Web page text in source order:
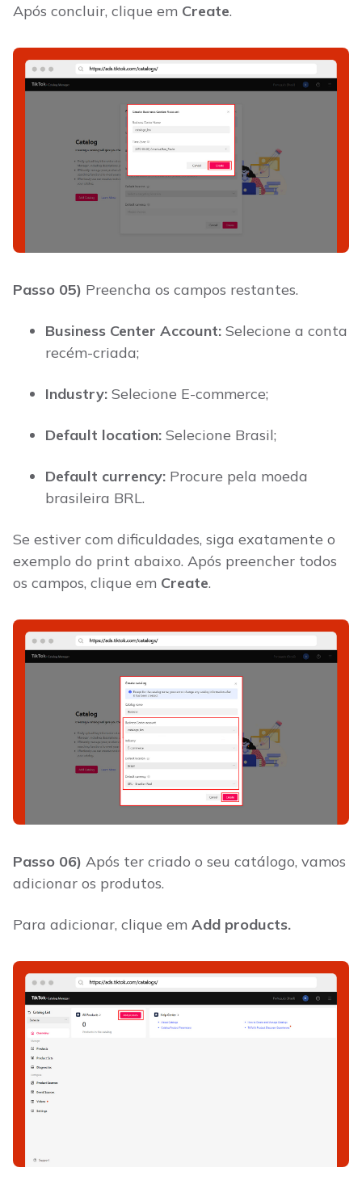
Após concluir, clique em Create.
Passo 05) Preencha os campos restantes.
Business Center Account: Selecione a conta
recém-criada;
Industry: Selecione E-commerce;
Default location: Selecione Brasil;
Default currency: Procure pela moeda
brasileira BRL.
Se estiver com dificuldades, siga exatamente o
exemplo do print abaixo. Após preencher todos
os campos, clique em Create.
Passo 06) Após ter criado o seu catálogo, vamos
adicionar os produtos.
Para adicionar, clique em Add products.